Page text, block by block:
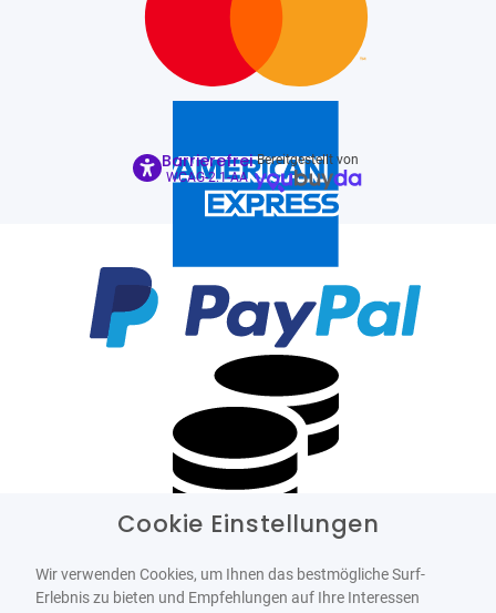
Barrierefrei
WCAG-2.1-AA
Bereitgestellt von
Cookie Einstellungen
Wir verwenden Cookies, um Ihnen das bestmögliche Surf-
Erlebnis zu bieten und Empfehlungen auf Ihre Interessen